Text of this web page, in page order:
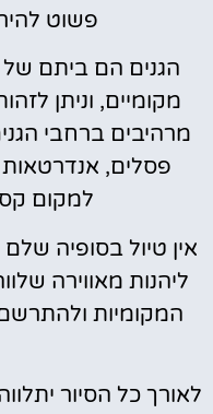
פשוט
הגנים הם ביתם של
מקומיים, וניתן
מרהיבים ברחבי
פסלים,
למקום
אין טיול בסופיה שלם
ליהנות מאווירה
המקומיות
לאורך כל הסיור